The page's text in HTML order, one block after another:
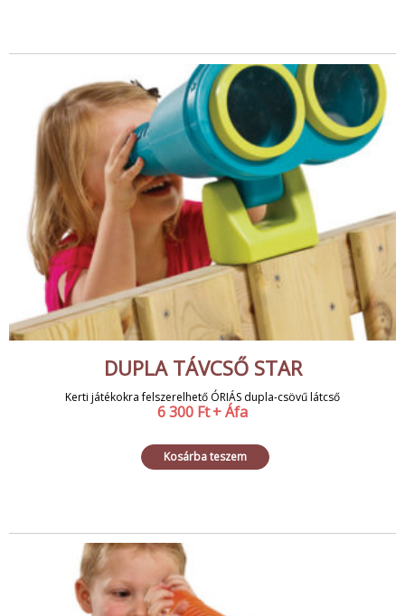
DUPLA TÁVCSŐ STAR
Kerti játékokra felszerelhető ÓRIÁS dupla-csövű látcső
6 300 Ft+ Áfa
Kosárba teszem